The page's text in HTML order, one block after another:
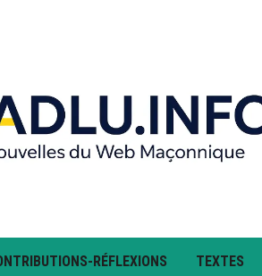
RÉFLEXIONS TEXTES